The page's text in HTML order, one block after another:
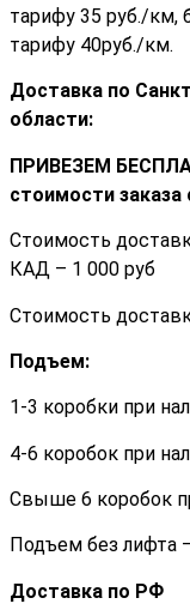
тарифу 35 руб./км,
тарифу 40руб./км.
Доставка по
области:
ПРИВЕЗЕМ
стоимости
Стоимость
КАД – 1 000 руб
Стоимость
Подъем:
1-3 коробки при
4-6 коробок при
Свыше 6 коробок
Подъем без лифта
Доставка по РФ